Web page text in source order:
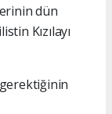
dün
Kızılayı
gerektiğinin